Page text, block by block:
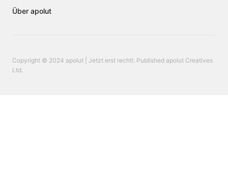
Über apolut
Copyright © 2024 apolut | Jetzt erst recht!. Published apolut Creatives
Ltd.